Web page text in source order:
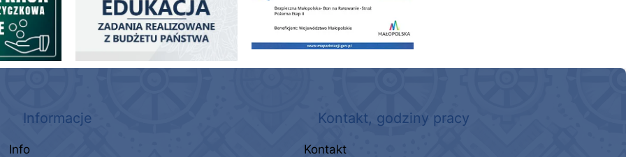
Informacje
Info
Kontakt, godziny pracy
Kontakt